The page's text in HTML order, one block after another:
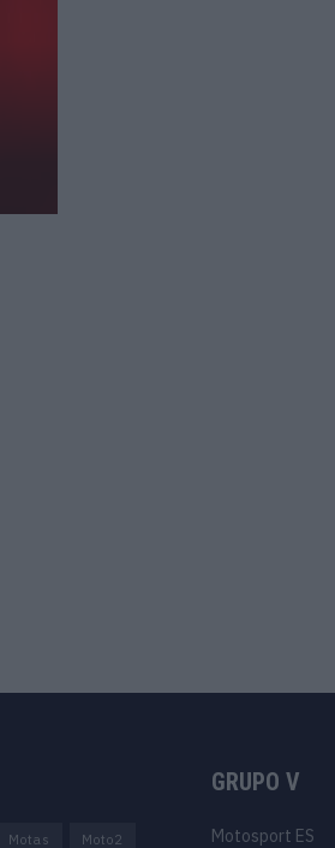
Motas Moto2
GRUPO V
Motosport ES